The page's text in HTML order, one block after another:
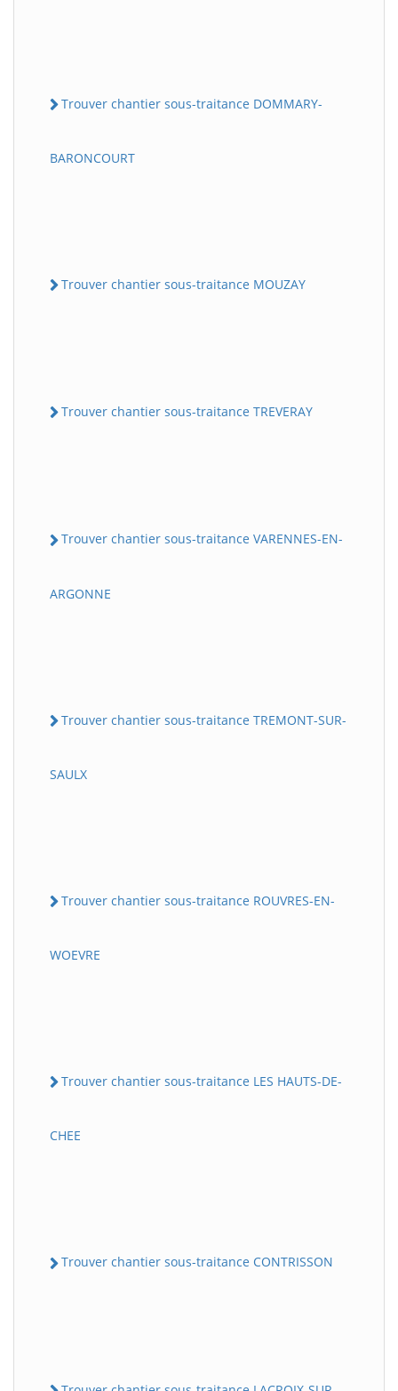
Trouver chantier sous-traitance DOMMARY-
BARONCOURT
Trouver chantier sous-traitance MOUZAY
Trouver chantier sous-traitance TREVERAY
Trouver chantier sous-traitance VARENNES-EN-
ARGONNE
Trouver chantier sous-traitance TREMONT-SUR-
SAULX
Trouver chantier sous-traitance ROUVRES-EN-
WOEVRE
Trouver chantier sous-traitance LES HAUTS-DE-
CHEE
Trouver chantier sous-traitance CONTRISSON